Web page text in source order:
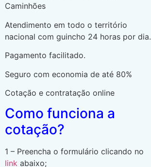
Caminhões
Atendimento em todo o território
nacional com guincho 24 horas por dia.
Pagamento facilitado.
Seguro com economia de até 80%
Cotação e contratação online
Como funciona a
cotação?
1 – Preencha o formulário clicando no
link abaixo;